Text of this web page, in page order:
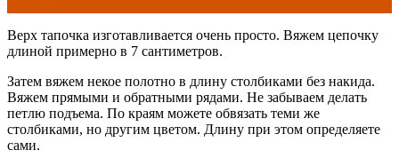
Верх тапочка изготавливается очень просто. Вяжем цепочку
длиной примерно в 7 сантиметров.
Затем вяжем некое полотно в длину столбиками без накида.
Вяжем прямыми и обратными рядами. Не забываем делать
петлю подъема. По краям можете обвязать теми же
столбиками, но другим цветом. Длину при этом определяете
сами.